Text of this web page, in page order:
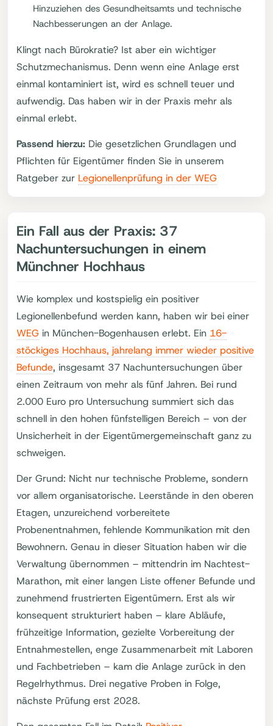
Hinzuziehen des Gesundheitsamts und technische
Nachbesserungen an der Anlage.
Klingt nach Bürokratie? Ist aber ein wichtiger
Schutzmechanismus. Denn wenn eine Anlage erst
einmal kontaminiert ist, wird es schnell teuer und
aufwendig. Das haben wir in der Praxis mehr als
einmal erlebt.
Passend hierzu: Die gesetzlichen Grundlagen und
Pflichten für Eigentümer finden Sie in unserem
Ratgeber zur Legionellenprüfung in der WEG
Ein Fall aus der Praxis: 37
Nachuntersuchungen in einem
Münchner Hochhaus
Wie komplex und kostspielig ein positiver
Legionellenbefund werden kann, haben wir bei einer
WEG in München-Bogenhausen erlebt. Ein 16-
stöckiges Hochhaus, jahrelang immer wieder positive
Befunde, insgesamt 37 Nachuntersuchungen über
einen Zeitraum von mehr als fünf Jahren. Bei rund
2.000 Euro pro Untersuchung summiert sich das
schnell in den hohen fünfstelligen Bereich – von der
Unsicherheit in der Eigentümergemeinschaft ganz zu
schweigen.
Der Grund: Nicht nur technische Probleme, sondern
vor allem organisatorische. Leerstände in den oberen
Etagen, unzureichend vorbereitete
Probenentnahmen, fehlende Kommunikation mit den
Bewohnern. Genau in dieser Situation haben wir die
Verwaltung übernommen – mittendrin im Nachtest-
Marathon, mit einer langen Liste offener Befunde und
zunehmend frustrierten Eigentümern. Erst als wir
konsequent strukturiert haben – klare Abläufe,
frühzeitige Information, gezielte Vorbereitung der
Entnahmestellen, enge Zusammenarbeit mit Laboren
und Fachbetrieben – kam die Anlage zurück in den
Regelrhythmus. Drei negative Proben in Folge,
nächste Prüfung erst 2028.